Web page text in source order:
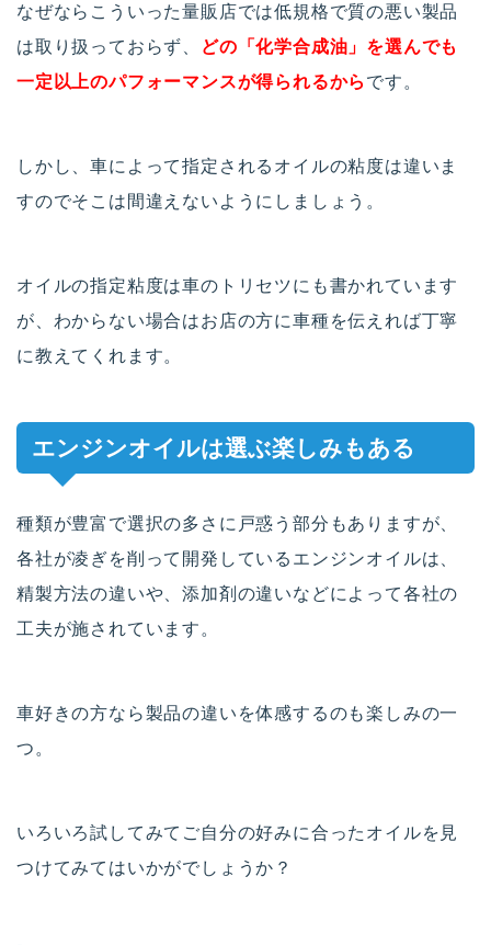
なぜならこういった量販店では低規格で質の悪い製品
は取り扱っておらず、
どの「化学合成油」を選んでも
一定以上のパフォーマンスが得られるから です。
しかし、車によって指定されるオイルの粘度は違いま
すのでそこは間違えないようにしましょう。
オイルの指定粘度は車のトリセツにも書かれています
が、わからない場合はお店の方に車種を伝えれば丁寧
に教えてくれます。
エンジンオイルは選ぶ楽しみもある
種類が豊富で選択の多さに戸惑う部分もありますが、
各社が凌ぎを削って開発しているエンジンオイルは、
精製方法の違いや、添加剤の違いなどによって各社の
工夫が施されています。
車好きの方なら製品の違いを体感するのも楽しみの一
つ。
いろいろ試してみてご自分の好みに合ったオイルを見
つけてみてはいかがでしょうか？